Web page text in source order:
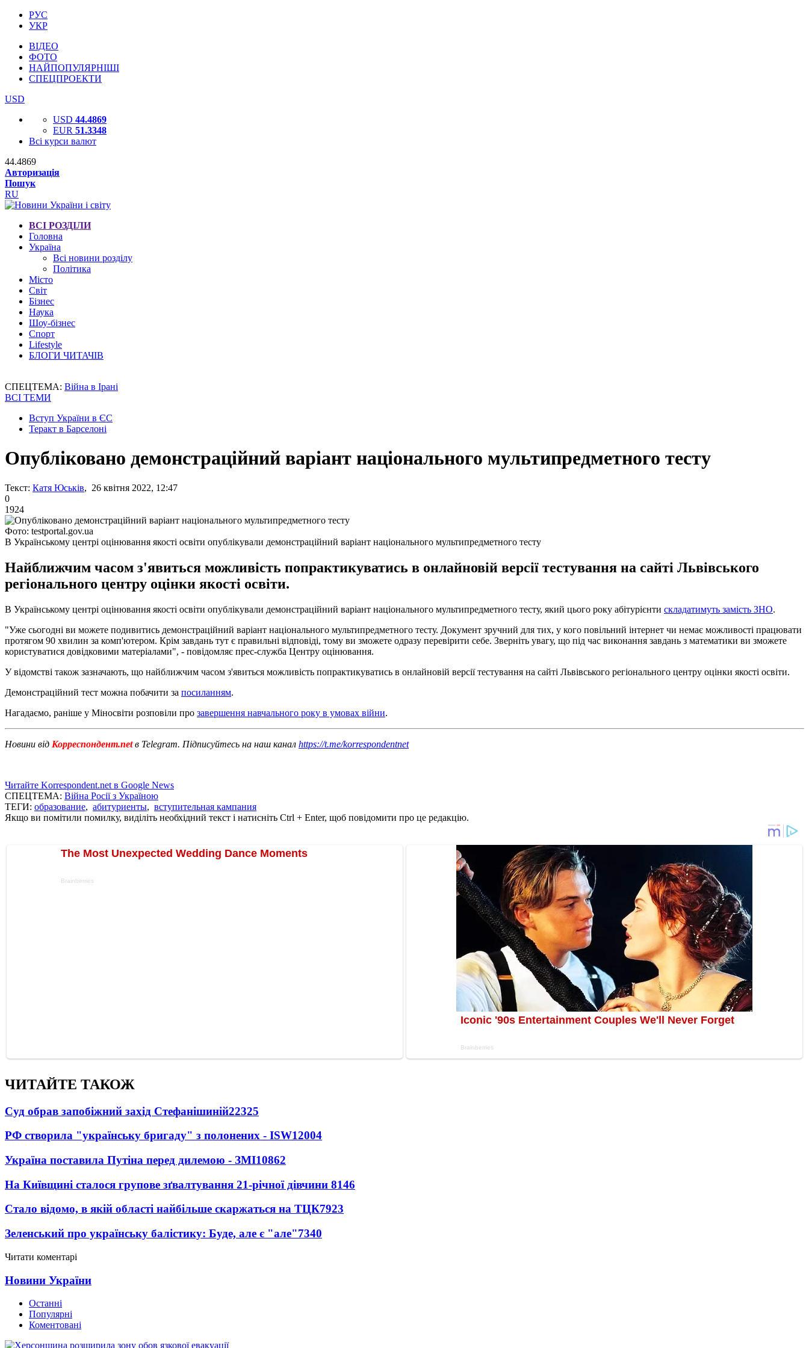
РУС
УКР
ВІДЕО
ФОТО
НАЙПОПУЛЯРНІШІ
СПЕЦПРОЕКТИ
USD
USD 44.4869
EUR 51.3348
Всі курси валют
44.4869
Авторизація
Пошук
RU
ВСІ РОЗДІЛИ
Головна
Україна
Всі новини розділу
Політика
Місто
Світ
Бізнес
Наука
Шоу-бізнес
Спорт
Lifestyle
БЛОГИ ЧИТАЧІВ
СПЕЦТЕМА: Війна в Ірані
ВСІ ТЕМИ
Вступ України в ЄС
Теракт в Барселоні
Опубліковано демонстраційний варіант національного мультипредметного тесту
Текст: Катя Юськів, 26 квітня 2022, 12:47
0
1924
Фото: testportal.gov.ua
В Українському центрі оцінювання якості освіти опублікували демонстраційний варіант національного мультипредметного тесту
Найближчим часом з'явиться можливість попрактикуватись в онлайновій версії тестування на сайті Львівського
регіонального центру оцінки якості освіти.
В Українському центрі оцінювання якості освіти опублікували демонстраційний варіант національного мультипредметного тесту, який цього року абітурієнти складатимуть замість ЗНО.
"Уже сьогодні ви можете подивитись демонстраційний варіант національного мультипредметного тесту. Документ зручний для тих, у кого повільний інтернет чи немає можливості працювати
протягом 90 хвилин за комп'ютером. Крім завдань тут є правильні відповіді, тому ви зможете одразу перевірити себе. Зверніть увагу, що під час виконання завдань з математики ви зможете
користуватися довідковими матеріалами", - повідомляє прес-служба Центру оцінювання.
У відомстві також зазначають, що найближчим часом з'явиться можливість попрактикуватись в онлайновій версії тестування на сайті Львівського регіонального центру оцінки якості освіти.
Демонстраційний тест можна побачити за посиланням.
Нагадаємо, раніше у Міносвіти розповіли про завершення навчального року в умовах війни.
Новини від Корреспондент.netв Telegram. Підписуйтесь на наш канал https://t.me/korrespondentnet
Читайте Korrespondent.net в Google News
СПЕЦТЕМА: Війна Росії з Україною
ТЕГИ: образование, абитуриенты, вступительная кампания
Якщо ви помітили помилку, виділіть необхідний текст і натисніть Ctrl + Enter, щоб повідомити про це редакцію.
ЧИТАЙТЕ ТАКОЖ
Суд обрав запобіжний захід Стефанішиній22325
РФ створила "українську бригаду" з полонених - ISW12004
Україна поставила Путіна перед дилемою - ЗМІ10862
На Київщині сталося групове зґвалтування 21-річної дівчини 8146
Стало відомо, в якій області найбільше скаржаться на ТЦК7923
Зеленський про українську балістику: Буде, але є "але"7340
Читати коментарі
Новини України
Останні
Популярні
Коментовані